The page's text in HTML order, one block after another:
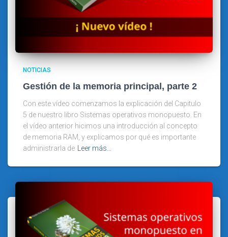
NOTICIAS
Gestión de la memoria principal, parte 2
Con este vídeo comenzamos la explicación del Capitulo
5 de nuestro libro Sistemas operativos monopuesto. En
el vídeo anterior hicimos una introducción al concepto
de memoria RAM, y explicamos por qué es importante
administrarla de
Leer más…